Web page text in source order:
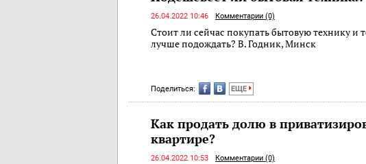
26.04.2022 10:46 Комментарии (0)
Стоит ли сейчас покупать бытовую технику и
лучше подождать? В. Годник, Минск
Поделиться: ЕЩЕ
Как продать долю в
квартире?
26.04.2022 10:53 Комментарии (0)